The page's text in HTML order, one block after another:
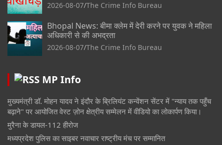
2026-08-07 The Crime Info Bureau
Bhopal News: बीमा क्लेम में देरी करने पर युवक ने महिला
अधिकारी से की अभद्रता
2026-08-07 The Crime Info Bureau
MP Info
मुख्यमंत्री डॉ. मोहन यादव ने इंदौर के ब्रिलियंट कन्वेंशन सेंटर में "न्याय तक पहुँच
बढ़ाने" पर आयोजित वेस्ट ज़ोन क्षेत्रीय सम्मेलन में वीडियो का लोकार्पण किया।
मुरैना के डायल-112 हीरोज
मध्यप्रदेश पुलिस का साइबर नवाचार राष्ट्रीय मंच पर सम्मानित